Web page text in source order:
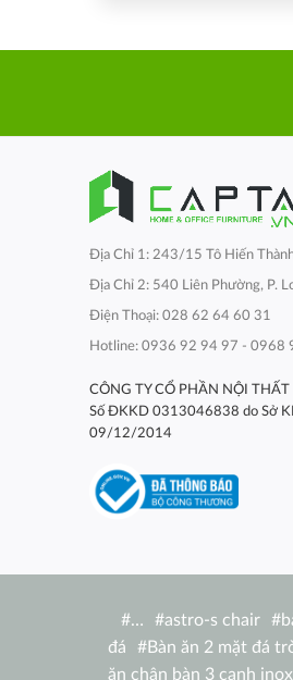
Địa Chỉ 1: 243/15 Tô Hiến
Địa Chỉ 2: 540 Liên Phường, P.
Điện Thoại: 028 62 64 60 31
Hotline: 0936 92 94 97 - 0968
CÔNG TY CỔ PHẦN NỘI THẤT
Số ĐKKD 0313046838 do Sở
09/12/2014
#… #astro-s chair #
đá
#Bàn ăn 2 mặt đá
ăn chân bàn 3 cạnh